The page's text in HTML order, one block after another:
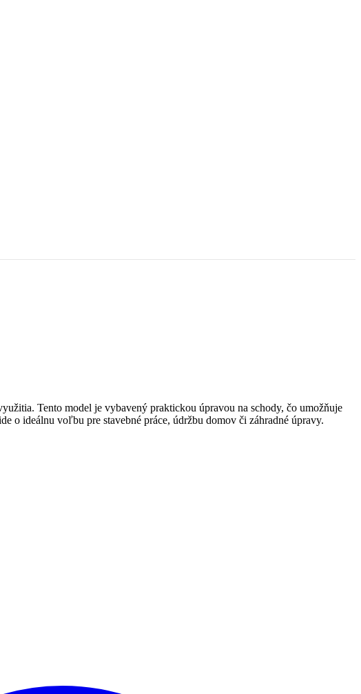
Tento model je vybavený praktickou úpravou na schody, čo umožňuje
o ideálnu voľbu pre stavebné práce, údržbu domov či záhradné úpravy.